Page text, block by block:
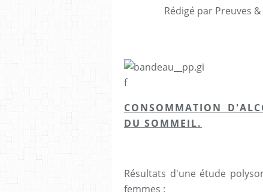
Rédigé par Preuves
CONSOMMATION
DU SOMMEIL.
Résultats d'une étude
femmes :